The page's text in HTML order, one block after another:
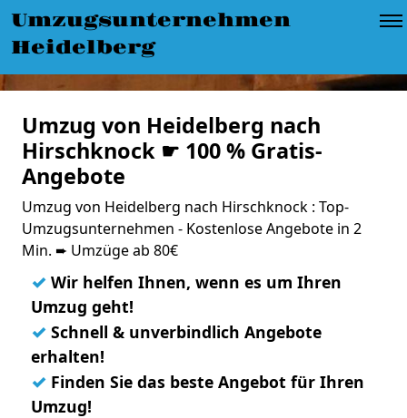
Umzugsunternehmen
Heidelberg
Umzug von Heidelberg nach
Hirschknock ☛ 100 % Gratis-
Angebote
Umzug von Heidelberg nach Hirschknock : Top-
Umzugsunternehmen - Kostenlose Angebote in 2
Min. ➨ Umzüge ab 80€
✓ Wir helfen Ihnen, wenn es um Ihren
Umzug geht!
✓ Schnell & unverbindlich Angebote
erhalten!
✓ Finden Sie das beste Angebot für Ihren
Umzug!